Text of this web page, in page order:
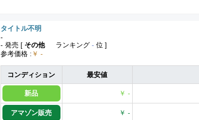
タイトル不明
-
- 発売 [ その他 ランキング - 位 ]
参考価格 : ￥ -
コンディション 最安値
新品 ￥ -
アマゾン販売 ￥ -